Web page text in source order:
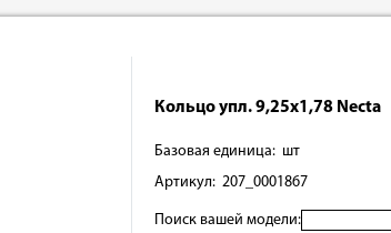
Кольцо упл. 9,25х1,78 Necta
Базовая единица: шт
Артикул: 207_0001867
Поиск вашей модели: